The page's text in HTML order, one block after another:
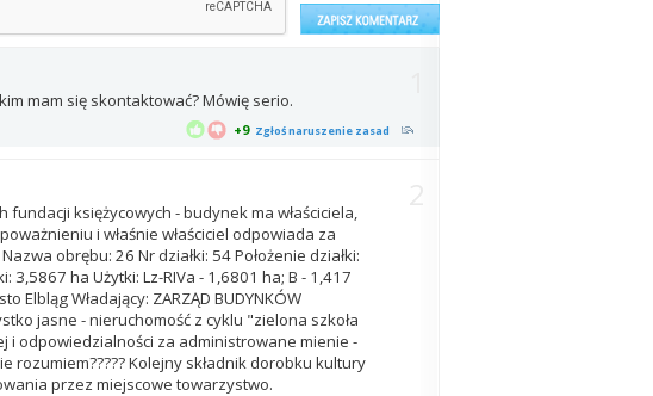
+9
mam się skontaktować? Mówię serio.
Zgłoś naruszenie zasad
księżycowych - budynek ma właściciela,
i właśnie właściciel odpowiada za
obrębu: 26 Nr działki: 54 Położenie działki:
3,5867 ha Użytki: Lz-RIVa - 1,6801 ha; B - 1,417
Elbląg Władający: ZARZĄD BUDYNKÓW
jasne - nieruchomość z cyklu "zielona szkoła
i odpowiedzialności za administrowane mienie -
rozumiem????? Kolejny składnik dorobku kultury
przez miejscowe towarzystwo.